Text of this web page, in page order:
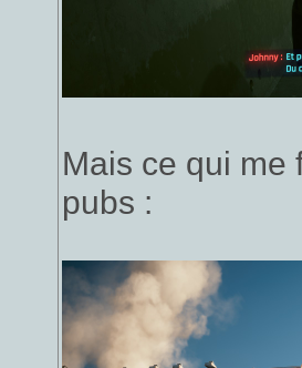
Mais ce qui me
pubs :